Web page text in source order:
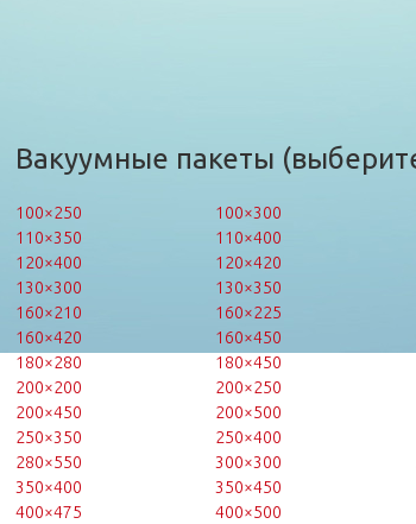
Вакуумные пакеты
100×250 100×300
110×350
110×400
120×400
120×420
130×300
130×350
160×210
160×225
160×420
160×450
180×280
180×450
200×200
200×250
200×450
200×500
250×350
250×400
280×550
300×300
350×400
350×450
400×475
400×500